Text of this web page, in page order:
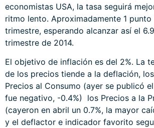
economistas USA, la tasa seguirá
ritmo lento. Aproximadamente 1
trimestre, esperando alcanzar así el
trimestre de 2014.
El objetivo de inflación es del 2%. La
de los precios tiende a la deflación,
Precios al Consumo (ayer se publicó
fue negativo, -0.4%) los Precios a la
(cayeron en abril un 0.7%, la mayor
y el deflactor e indicador favorito